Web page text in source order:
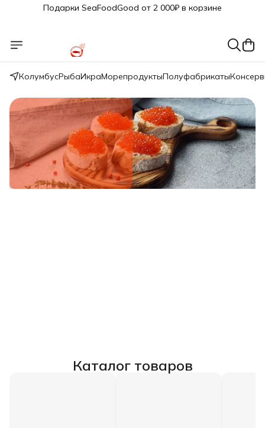
при оплате наличными
🎁 Бесплатная доставка при заказе от 5 000 руб.
КолумбусРыбаИкраМорепродуктыПолуфабрикаты
Каталог товаров